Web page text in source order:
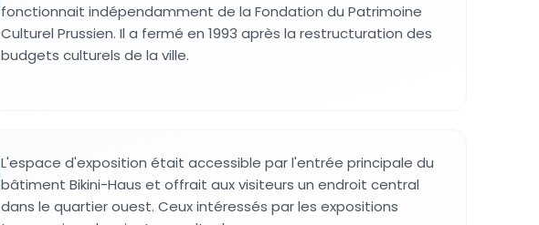
fonctionnait indépendamment de la Fondation du Patrimoine
Culturel Prussien. Il a fermé en 1993 après la restructuration des
budgets culturels de la ville.
L'espace d'exposition était accessible par l'entrée principale du
bâtiment Bikini-Haus et offrait aux visiteurs un endroit central
dans le quartier ouest. Ceux intéressés par les expositions